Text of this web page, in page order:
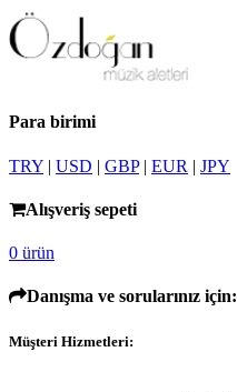
Para birimi
TRY | USD | GBP| EUR | JPY
Alışveriş sepeti
0 ürün
Danışma ve sorularınız için:
Müşteri Hizmetleri: